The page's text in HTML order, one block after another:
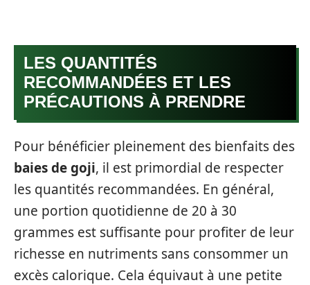
LES QUANTITÉS
RECOMMANDÉES ET LES
PRÉCAUTIONS À PRENDRE
Pour bénéficier pleinement des bienfaits des
baies de goji, il est primordial de respecter
les quantités recommandées. En général,
une portion quotidienne de 20 à 30
grammes est suffisante pour profiter de leur
richesse en nutriments sans consommer un
excès calorique. Cela équivaut à une petite